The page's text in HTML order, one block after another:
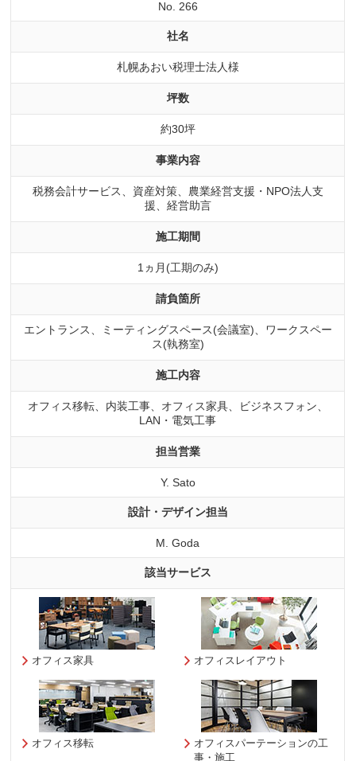
No. 266
社名
札幌あおい税理士法人様
坪数
約30坪
事業内容
税務会計サービス、資産対策、農業経営支援・NPO法人支
援、経営助言
施工期間
1ヵ月(工期のみ)
請負箇所
エントランス、ミーティングスペース(会議室)、ワークスペー
ス(執務室)
施工内容
オフィス移転、内装工事、オフィス家具、ビジネスフォン、
LAN・電気工事
担当営業
Y. Sato
設計・デザイン担当
M. Goda
該当サービス
オフィス家具 オフィスレイアウト
オフィス移転
オフィスパーテーションの工
事・施工